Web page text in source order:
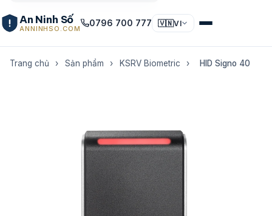
An Ninh Số
ANNINHSO.COM
0796 700 777 🇻🇳VI
Trang chủ › Sản phẩm › KSRV Biometric › HID Signo 40